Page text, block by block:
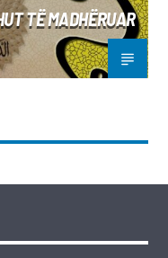
TË MADHËRUAR